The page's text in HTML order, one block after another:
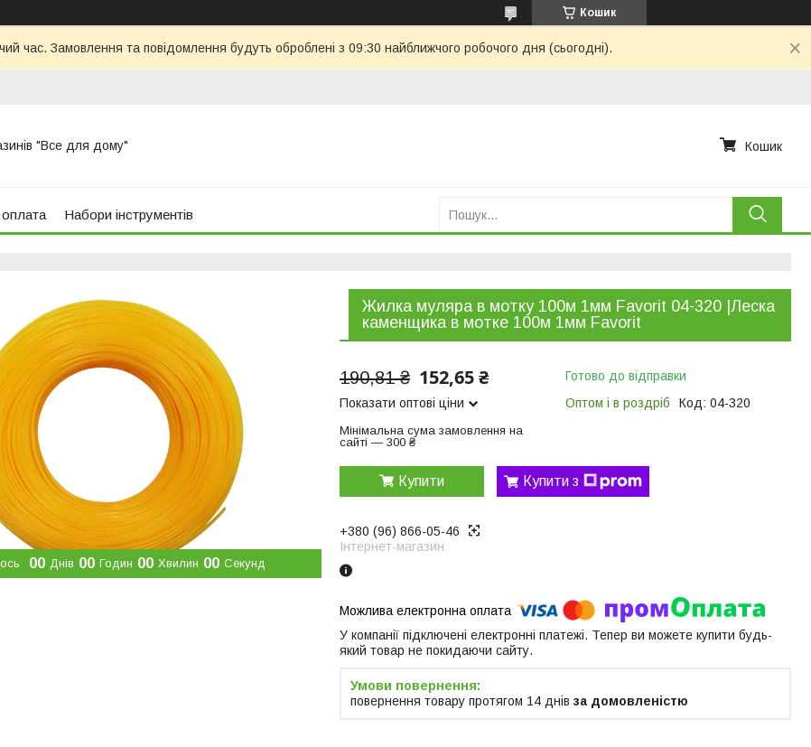
Кошик
час. Замовлення та повідомлення будуть оброблені з 09:30 найближчого робочого дня (сьогодні).
"Все для дому" Кошик
Набори інструментів
00 Днів 00 Годин 00 Хвилин 00 Секунд
Жилка муляра в мотку 100м 1мм Favorit 04-320 |Леска
каменщика в мотке 100м 1мм Favorit
190,81 ₴ 152,65 ₴
Показати оптові ціни
Мінімальна сума замовлення на
сайті — 300 ₴
Готово до відправки
Оптом і в роздріб
Код: 04-320
Купити Купити з
+380 (96) 866-05-46
Інтернет-магазин
У компанії підключені електронні платежі. Тепер ви можете купити будь-
який товар не покидаючи сайту.
повернення товару протягом 14 днів за домовленістю